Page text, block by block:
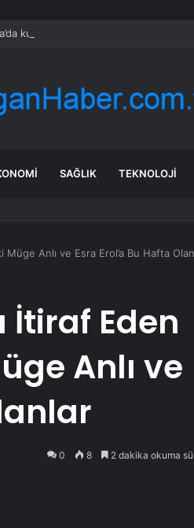
kutlandı
SAĞLIK TEKNOLOJI
Müge Anlı ve Esra Erol’a Bu Hafta
İtiraf Eden
Anlı ve
0 8 2 dakika okuma